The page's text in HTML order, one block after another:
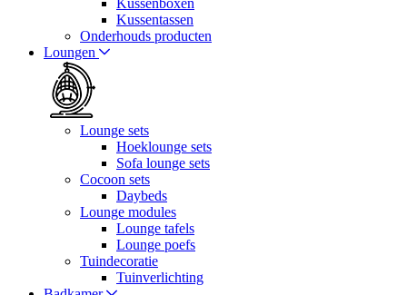
Kussentassen
Onderhouds producten
Loungen
Lounge sets
Hoeklounge sets
Sofa lounge sets
Cocoon sets
Daybeds
Lounge modules
Lounge tafels
Lounge poefs
Tuindecoratie
Tuinverlichting